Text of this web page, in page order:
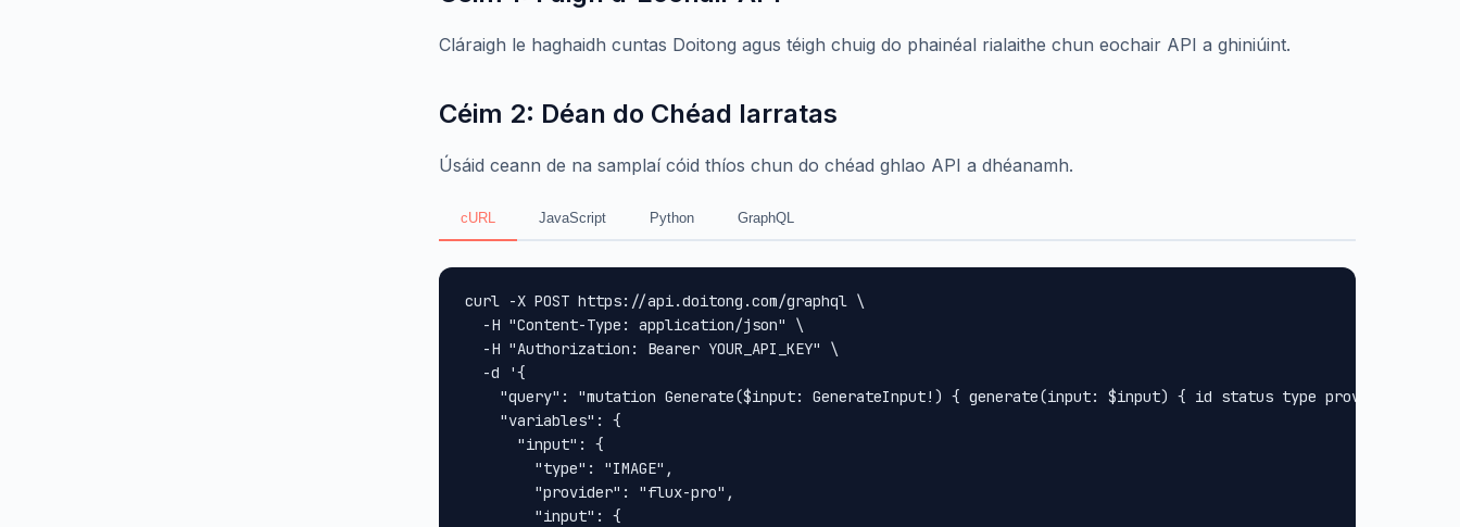
Cláraigh le haghaidh cuntas Doitong agus téigh chuig do phainéal rialaithe chun eochair API a ghiniúint.
Céim 2: Déan do Chéad Iarratas
Úsáid ceann de na samplaí cóid thíos chun do chéad ghlao API a dhéanamh.
cURL JavaScript Python GraphQL
curl -X POST https://api.doitong.com/graphql \
  -H "Content-Type: application/json" \
  -H "Authorization: Bearer YOUR_API_KEY" \
  -d '{
"query": "mutation Generate($input: GenerateInput!) { generate(input: $input) { id status type provider url
    "variables": {
      "input": {
        "type": "IMAGE",
        "provider": "flux-pro",
        "input": {